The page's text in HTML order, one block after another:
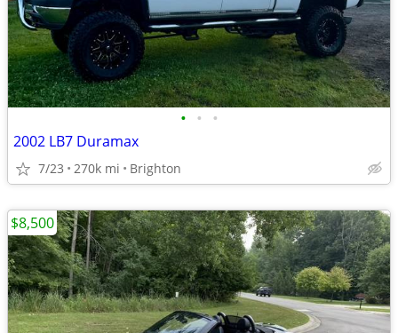
• • •
2002 LB7 Duramax
7/23 270k mi Brighton
$8,500